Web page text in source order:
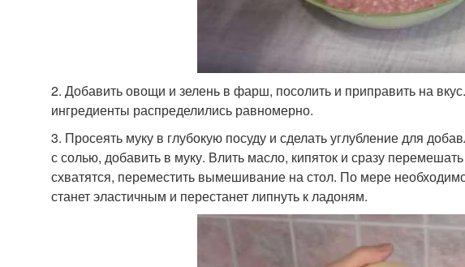
2. Добавить овощи и зелень в фарш, посолить и приправить на
ингредиенты распределились равномерно.
3. Просеять муку в глубокую посуду и сделать углубление для
с солью, добавить в муку. Влить масло, кипяток и сразу
схватятся, переместить вымешивание на стол. По мере
станет эластичным и перестанет липнуть к ладоням.